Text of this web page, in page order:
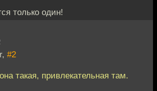
только один!
#2
такая, привлекательная там.